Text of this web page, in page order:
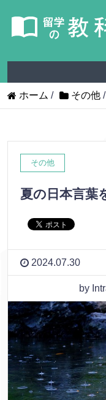
ホーム / その他 /
その他
夏の日本言葉
2024.07.30
by